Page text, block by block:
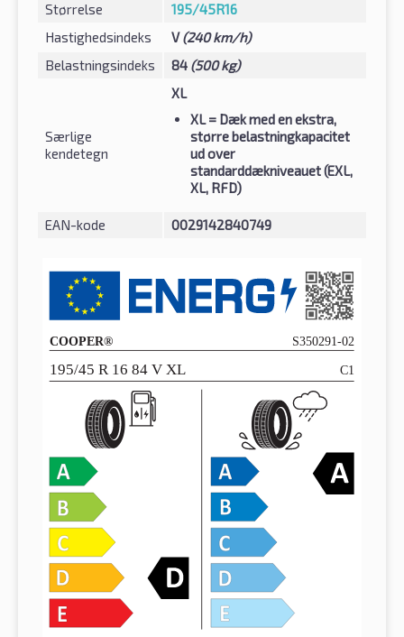
Størrelse
195/45R16
Hastighedsindeks
V(240 km/h)
Belastningsindeks
84 (500 kg)
Særlige
kendetegn
XL
XL= Dæk med en ekstra,
større belastningkapacitet
ud over
standarddækniveauet (EXL,
XL, RFD)
EAN-kode 0029142840749